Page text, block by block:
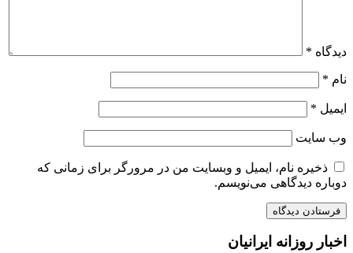
دیدگاه *
نام *
ایمیل *
وب‌ سایت
ذخیره نام، ایمیل و وبسایت من در مرورگر برای زمانی که
دوباره دیدگاهی می‌نویسم.
اخبار روزانه ایرانیان